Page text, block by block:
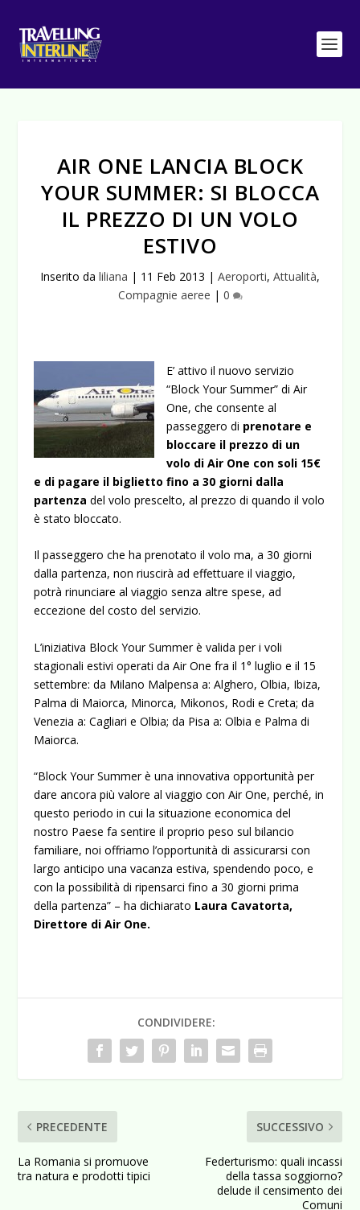
AIR ONE LANCIA BLOCK
YOUR SUMMER: SI BLOCCA
IL PREZZO DI UN VOLO
ESTIVO
Inserito da liliana | 11 Feb 2013 | Aeroporti, Attualità,
Compagnie aeree | 0
E’ attivo il nuovo servizio
“Block Your Summer” di Air
One, che consente al
passeggero di prenotare e
bloccare il prezzo di un
volo di Air One con soli 15€
e di pagare il biglietto fino a 30 giorni dalla
partenza del volo prescelto, al prezzo di quando il volo
è stato bloccato.
Il passeggero che ha prenotato il volo ma, a 30 giorni
dalla partenza, non riuscirà ad effettuare il viaggio,
potrà rinunciare al viaggio senza altre spese, ad
eccezione del costo del servizio.
L’iniziativa Block Your Summer è valida per i voli
stagionali estivi operati da Air One fra il 1° luglio e il 15
settembre: da Milano Malpensa a: Alghero, Olbia, Ibiza,
Palma di Maiorca, Minorca, Mikonos, Rodi e Creta; da
Venezia a: Cagliari e Olbia; da Pisa a: Olbia e Palma di
Maiorca.
“Block Your Summer è una innovativa opportunità per
dare ancora più valore al viaggio con Air One, perché, in
questo periodo in cui la situazione economica del
nostro Paese fa sentire il proprio peso sul bilancio
familiare, noi offriamo l’opportunità di assicurarsi con
largo anticipo una vacanza estiva, spendendo poco, e
con la possibilità di ripensarci fino a 30 giorni prima
della partenza” – ha dichiarato Laura Cavatorta,
Direttore di Air One.
CONDIVIDERE:
PRECEDENTE
La Romania si promuove
tra natura e prodotti tipici
SUCCESSIVO
Federturismo: quali incassi
della tassa soggiorno?
delude il censimento dei
Comuni